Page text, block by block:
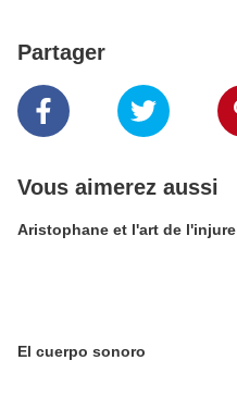
Partager
Vous aimerez aussi
Aristophane et l'art de l'injure
El cuerpo sonoro